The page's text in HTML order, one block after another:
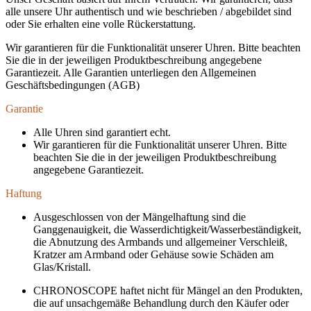
alle unsere Uhr authentisch und wie beschrieben / abgebildet sind
oder Sie erhalten eine volle Rückerstattung.
Wir garantieren für die Funktionalität unserer Uhren. Bitte beachten
Sie die in der jeweiligen Produktbeschreibung angegebene
Garantiezeit. Alle Garantien unterliegen den Allgemeinen
Geschäftsbedingungen (AGB)
Garantie
Alle Uhren sind garantiert echt.
Wir garantieren für die Funktionalität unserer Uhren. Bitte
beachten Sie die in der jeweiligen Produktbeschreibung
angegebene Garantiezeit.
Haftung
Ausgeschlossen von der Mängelhaftung sind die
Ganggenauigkeit, die Wasserdichtigkeit/Wasserbeständigkeit,
die Abnutzung des Armbands und allgemeiner Verschleiß,
Kratzer am Armband oder Gehäuse sowie Schäden am
Glas/Kristall.
CHRONOSCOPE haftet nicht für Mängel an den Produkten,
die auf unsachgemäße Behandlung durch den Käufer oder